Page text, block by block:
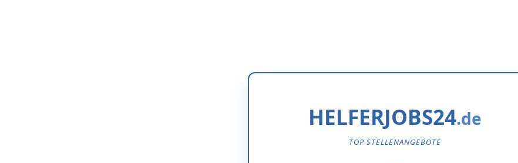
HELFERJOBS24
TOP STELLENANGEBOTE